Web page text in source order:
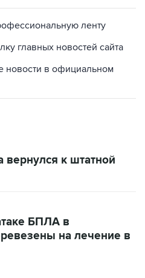
ленту
главных новостей сайта
новости в официальном
вернулся к штатной
БПЛА в
на лечение в